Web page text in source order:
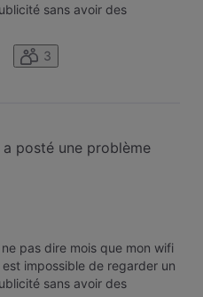
sans avoir des
problème sur le réseau faut
3
a posté une problème
pas dire mois que mon wifi
impossible de regarder un
sans avoir des